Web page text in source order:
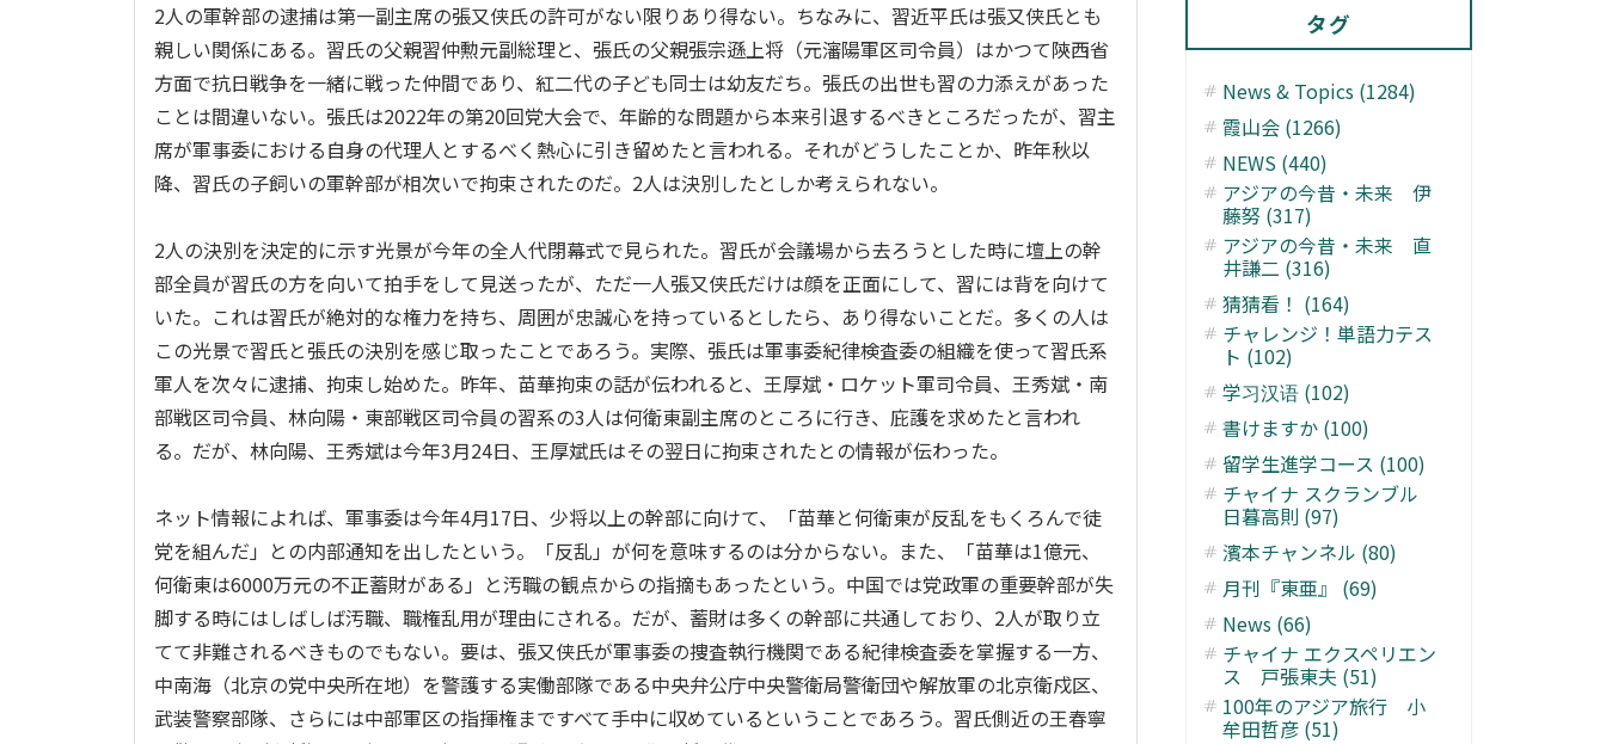
2人の軍幹部の逮捕は第一副主席の張又侠氏の許可がない限りあり得ない。ちなみに、習近平氏は張又侠氏とも
親しい関係にある。習氏の父親習仲勲元副総理と、張氏の父親張宗遜上将（元瀋陽軍区司令員）はかつて陝西省
方面で抗日戦争を一緒に戦った仲間であり、紅二代の子ども同士は幼友だち。張氏の出世も習の力添えがあった
ことは間違いない。張氏は2022年の第20回党大会で、年齢的な問題から本来引退するべきところだったが、習主
席が軍事委における自身の代理人とするべく熱心に引き留めたと言われる。それがどうしたことか、昨年秋以
降、習氏の子飼いの軍幹部が相次いで拘束されたのだ。2人は決別したとしか考えられない。
2人の決別を決定的に示す光景が今年の全人代閉幕式で見られた。習氏が会議場から去ろうとした時に壇上の幹
部全員が習氏の方を向いて拍手をして見送ったが、ただ一人張又侠氏だけは顔を正面にして、習には背を向けて
いた。これは習氏が絶対的な権力を持ち、周囲が忠誠心を持っているとしたら、あり得ないことだ。多くの人は
この光景で習氏と張氏の決別を感じ取ったことであろう。実際、張氏は軍事委紀律検査委の組織を使って習氏系
軍人を次々に逮捕、拘束し始めた。昨年、苗華拘束の話が伝われると、王厚斌・ロケット軍司令員、王秀斌・南
部戦区司令員、林向陽・東部戦区司令員の習系の3人は何衛東副主席のところに行き、庇護を求めたと言われ
る。だが、林向陽、王秀斌は今年3月24日、王厚斌氏はその翌日に拘束されたとの情報が伝わった。
ネット情報によれば、軍事委は今年4月17日、少将以上の幹部に向けて、「苗華と何衛東が反乱をもくろんで徒
党を組んだ」との内部通知を出したという。「反乱」が何を意味するのは分からない。また、「苗華は1億元、
何衛東は6000万元の不正蓄財がある」と汚職の観点からの指摘もあったという。中国では党政軍の重要幹部が失
脚する時にはしばしば汚職、職権乱用が理由にされる。だが、蓄財は多くの幹部に共通しており、2人が取り立
てて非難されるべきものでもない。要は、張又侠氏が軍事委の捜査執行機関である紀律検査委を掌握する一方、
中南海（北京の党中央所在地）を警護する実働部隊である中央弁公庁中央警衛局警衛団や解放軍の北京衛戍区、
武装警察部隊、さらには中部軍区の指揮権まですべて手中に収めているということであろう。習氏側近の王春寧
タグ
News & Topics (1284)
霞山会 (1266)
NEWS (440)
アジアの今昔・未来 伊
藤努 (317)
アジアの今昔・未来 直
井謙二 (316)
猜猜看！ (164)
チャレンジ！単語力テス
ト (102)
学习汉语 (102)
書けますか (100)
留学生進学コース (100)
チャイナ スクランブル
日暮高則 (97)
濱本チャンネル (80)
月刊『東亜』 (69)
News (66)
チャイナ エクスペリエン
ス 戸張東夫 (51)
100年のアジア旅行 小
牟田哲彦 (51)